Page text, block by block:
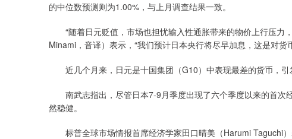
的中位数预测则为1.00%，与上月调查结果一致。
“随着日元贬值，市场也担忧输入性通胀带来的物价上行压力
Minami，音译）表示，“我们预计日本央行将尽早加息，这是对货
近几个月来，日元是十国集团（G10）中表现最差的货币，引
南武志指出，尽管日本7-9月季度出现了六个季度以来的首次
然稳健。
标普全球市场情报首席经济学家田口晴美（Harumi Taguchi